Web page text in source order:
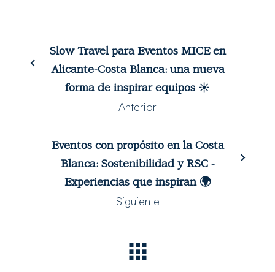
Slow Travel para Eventos MICE en
Alicante-Costa Blanca: una nueva
forma de inspirar equipos ☀️
Anterior
Eventos con propósito en la Costa
Blanca: Sostenibilidad y RSC -
Experiencias que inspiran 🌍
Siguiente